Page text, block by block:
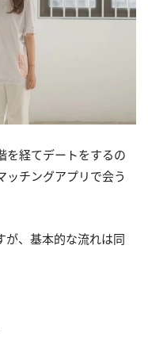
を経てデートをするの
ッチングアプリで会う
が、基本的な流れは同